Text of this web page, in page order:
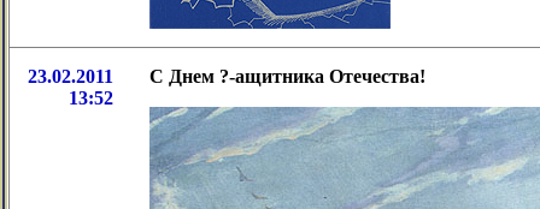
23.02.2011
13:52
С Днем ?-ащитника Отечества!